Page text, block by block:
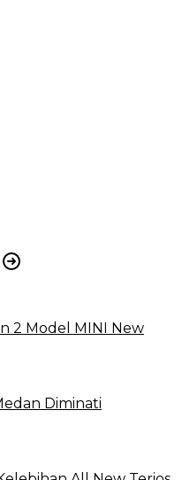
2 Model MINI New
Diminati